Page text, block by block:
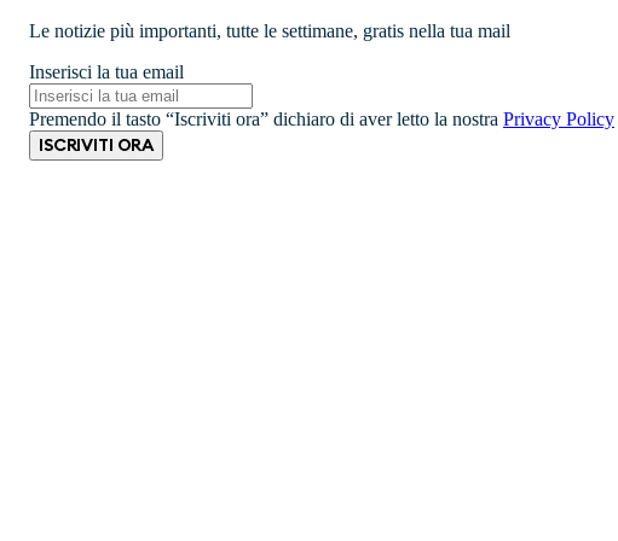
Le notizie più importanti, tutte le settimane, gratis nella tua mail
Inserisci la tua email
Premendo il tasto “Iscriviti ora” dichiaro di aver letto la nostra Privacy Policy
ISCRIVITI ORA